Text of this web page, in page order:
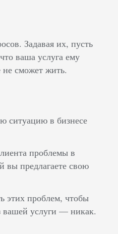
Задавая их, пусть
ваша услуга ему
не сможет жить.
ситуацию в бизнесе
проблемы в
вы предлагаете свою
этих проблем, чтобы
вашей услуги — никак.